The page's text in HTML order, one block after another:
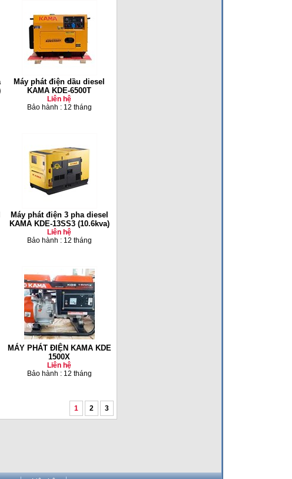
Máy phát điện dầu diesel
KAMA KDE-6500T
Liên hệ
Bảo hành : 12 tháng
Máy phát điện 3 pha diesel
KAMA KDE-13SS3 (10.6kva)
Liên hệ
Bảo hành : 12 tháng
MÁY PHÁT ĐIỆN KAMA KDE
1500X
Liên hệ
Bảo hành : 12 tháng
1 2 3